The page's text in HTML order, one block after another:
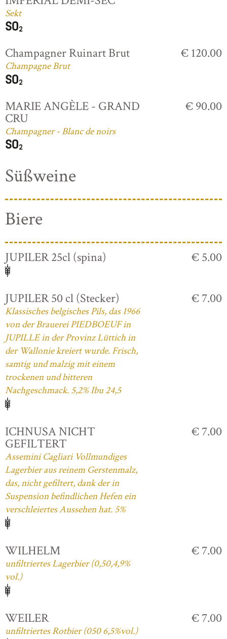
Sekt
Champagner Ruinart Brut
Champagne Brut
€ 120.00
MARIE ANGÈLE - GRAND
CRU
Champagner - Blanc de noirs
€ 90.00
Süßweine
Biere
JUPILER 25cl (spina) € 5.00
JUPILER 50 cl (Stecker)
Klassisches belgisches Pils, das 1966
von der Brauerei PIEDBOEUF in
JUPILLE in der Provinz Lüttich in
der Wallonie kreiert wurde. Frisch,
samtig und malzig mit einem
trockenen und bitteren
Nachgeschmack. 5,2% Ibu 24,5
€ 7.00
ICHNUSA NICHT
GEFILTERT
Assemini Cagliari Vollmundiges
Lagerbier aus reinem Gerstenmalz,
das, nicht gefiltert, dank der in
Suspension befindlichen Hefen ein
verschleiertes Aussehen hat. 5%
€ 7.00
WILHELM
unfiltriertes Lagerbier (0,50,4,9%
vol.)
€ 7.00
WEILER
unfiltriertes Rotbier (050 6,5%vol.)
€ 7.00